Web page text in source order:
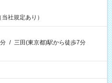
社規定あり）
/ 三田(東京都)駅から徒歩7分